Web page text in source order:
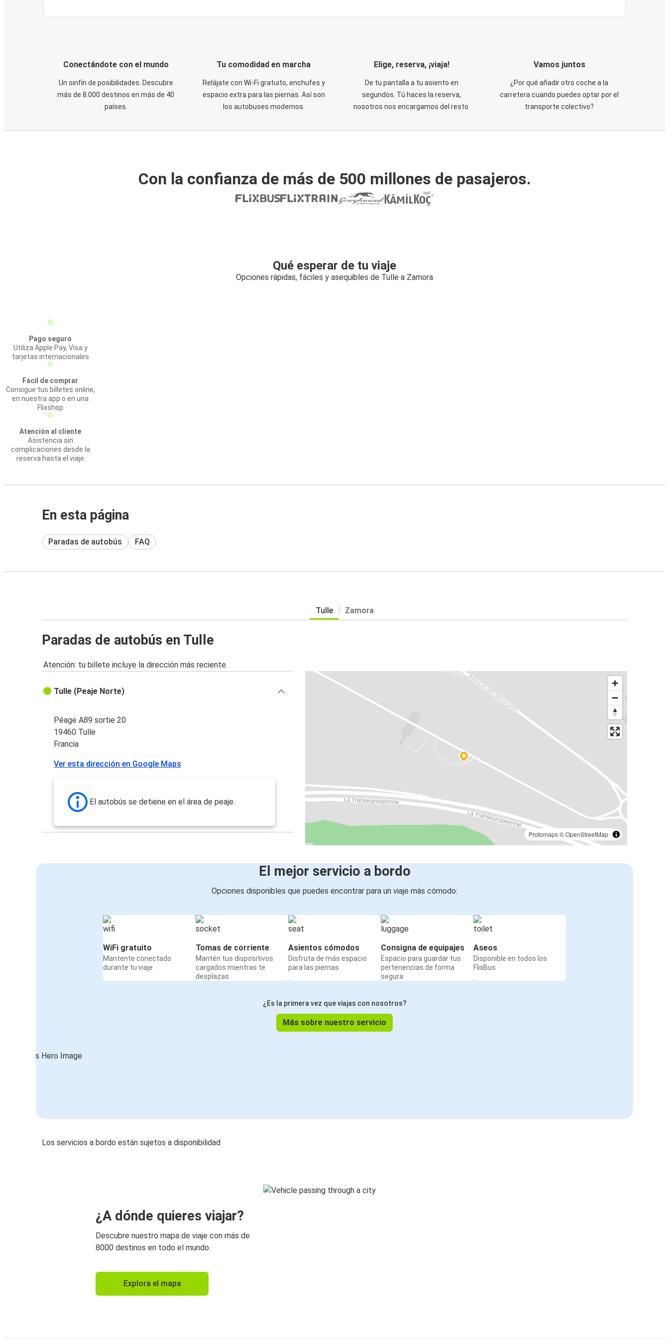
Conectándote con el mundo
Un sinfín de posibilidades. Descubre
más de 8.000 destinos en más de 40
países.
Tu comodidad en marcha
Relájate con Wi-Fi gratuito, enchufes y
espacio extra para las piernas. Así son
los autobuses modernos.
Elige, reserva, ¡viaja!
De tu pantalla a tu asiento en
segundos. Tú haces la reserva,
nosotros nos encargamos del resto.
Vamos juntos
¿Por qué añadir otro coche a la
carretera cuando puedes optar por el
transporte colectivo?
Con la confianza de más de 500 millones de pasajeros.
Qué esperar de tu viaje
Opciones rápidas, fáciles y asequibles de Tulle a Zamora
Pago seguro
Utiliza Apple Pay, Visa y
tarjetas internacionales
Fácil de comprar
Consigue tus billetes online,
en nuestra app o en una
Flixshop
Atención al cliente
Asistencia sin
complicaciones desde la
reserva hasta el viaje
En esta página
Paradas de autobús FAQ
Tulle Zamora
Paradas de autobús en Tulle
Atención: tu billete incluye la dirección más reciente.
Protomaps©OpenStreetMap
Tulle (Peaje Norte)
Péage A89 sortie 20
19460 Tulle
Francia
Ver esta dirección en Google Maps
El autobús se detiene en el área de peaje.
El mejor servicio a bordo
Opciones disponibles que puedes encontrar para un viaje más cómodo:
WiFi gratuito
Mantente conectado
durante tu viaje
Tomas de corriente
Mantén tus dispositivos
cargados mientras te
desplazas
Asientos cómodos
Disfruta de más espacio
para las piernas
Consigna de equipajes
Espacio para guardar tus
pertenencias de forma
segura
Aseos
Disponible en todos los
FlixBus
¿Es la primera vez que viajas con nosotros?
Más sobre nuestro servicio
Los servicios a bordo están sujetos a disponibilidad
¿A dónde quieres viajar?
Descubre nuestro mapa de viaje con más de
8000 destinos en todo el mundo.
Explora el mapa